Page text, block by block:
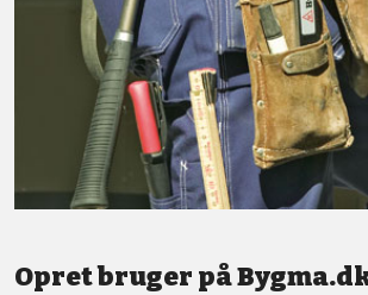
Opret bruger på